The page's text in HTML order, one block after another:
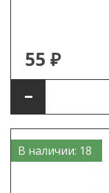
55 ₽
В наличии: 18